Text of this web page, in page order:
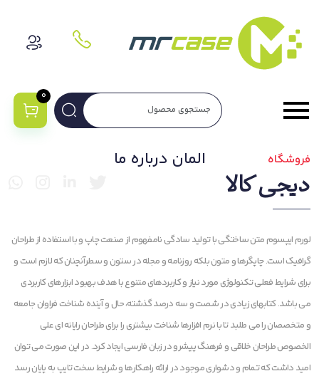
0
المان درباره ما فروشگاه
دیجی کالا
لورم ایپسوم متن ساختگی با تولید سادگی نامفهوم از صنعت چاپ و با استفاده از طراحان
گرافیک است. چاپگرها و متون بلکه روزنامه و مجله در ستون و سطرآنچنان که لازم است و
برای شرایط فعلی تکنولوژی مورد نیاز و کاربردهای متنوع با هدف بهبود ابزارهای کاربردی
می باشد. کتابهای زیادی در شصت و سه درصد گذشته، حال و آینده شناخت فراوان جامعه
و متخصصان را می طلبد تا با نرم افزارها شناخت بیشتری را برای طراحان رایانه ای علی
الخصوص طراحان خلاقی و فرهنگ پیشرو در زبان فارسی ایجاد کرد. در این صورت می توان
امید داشت که تمام و دشواری موجود در ارائه راهکارها و شرایط سخت تایپ به پایان رسد